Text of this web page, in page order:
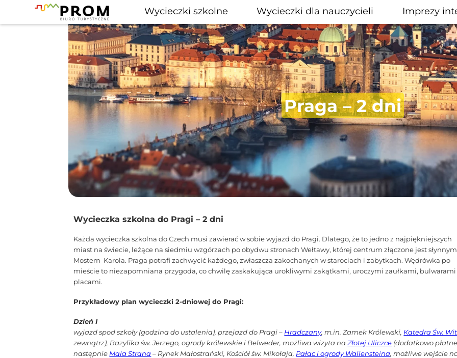
Wycieczki szkolne Wycieczki dla nauczycieli Imprezy
Praga – 2 dni
Wycieczka szkolna do Pragi – 2 dni
Każda wycieczka szkolna do Czech musi zawierać w sobie wyjazd do Pragi. Dlatego, że to jedno z najpiękniejszych
miast na świecie, leżące na siedmiu wzgórzach po obydwu stronach Wełtawy, której centrum złączone jest słynnym
Mostem Karola. Praga potrafi zachwycić każdego, zwłaszcza zakochanych w starociach i zabytkach. Wędrówka po
mieście to niezapomniana przygoda, co chwilę zaskakująca urokliwymi zakątkami, uroczymi zaułkami, bulwarami
placami.
Przykładowy plan wycieczki 2-dniowej do Pragi:
Dzień I
wyjazd spod szkoły (godzina do ustalenia), przejazd do Pragi – Hradczany, m.in. Zamek Królewski, Katedra Św.
zewnątrz), Bazylika św. Jerzego, ogrody królewskie i Belweder, możliwa wizyta naZłotej Uliczce (dodatkowo
następnie Mala Strana– Rynek Małostrański, Kościół św. Mikołaja, Pałac i ogrody Wallensteina, możliwe wejście